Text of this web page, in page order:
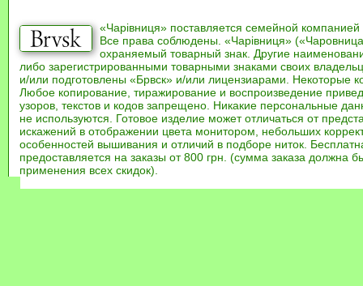
«Чарівниця» поставляется семейной компанией
Все права соблюдены. «Чарівниця»
охраняемый товарный знак. Другие
либо зарегистрированными товарными знаками своих
и/или подготовлены «Брвск» и/или лицензиарами. Некоторые
Любое копирование, тиражирование и воспроизведение
узоров, текстов и кодов запрещено. Никакие персональные
не используются. Готовое изделие может отличаться от
искажений в отображении цвета монитором, небольших
особенностей вышивания и отличий в подборе ниток.
предоставляется на заказы от 800 грн. (сумма заказа должна
применения всех скидок).